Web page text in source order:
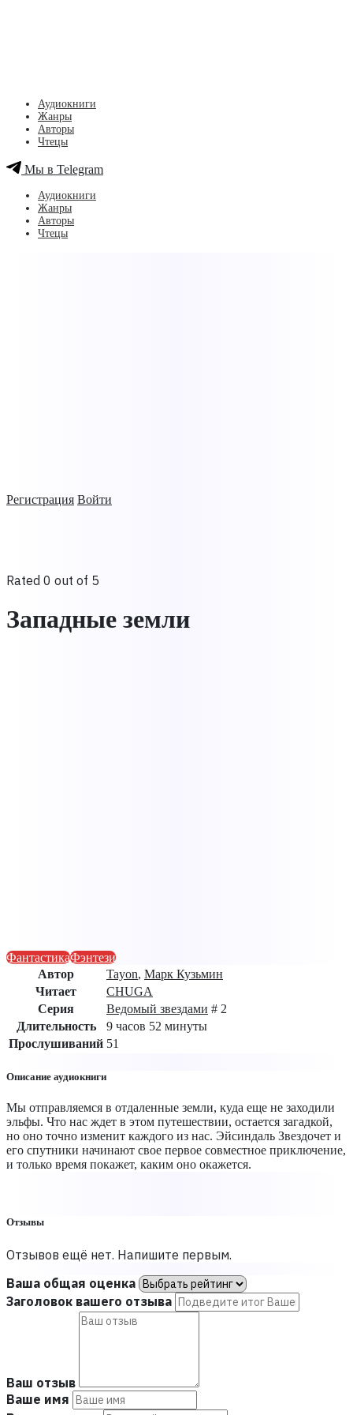
Регистрация Войти
Аудиокниги
Жанры
Авторы
Чтецы
Мы в Telegram
Аудиокниги
Жанры
Авторы
Чтецы
Rated 0 out of 5
Западные земли
ФантастикаФэнтези
Автор
Tayon, Марк Кузьмин
Читает
CHUGA
Серия
Ведомый звездами # 2
Длительность
9 часов 52 минуты
Прослушиваний 51
Описание аудиокниги
Мы отправляемся в отдаленные земли, куда еще не заходили
эльфы. Что нас ждет в этом путешествии, остается загадкой,
но оно точно изменит каждого из нас. Эйсиндаль Звездочет и
его спутники начинают свое первое совместное приключение,
и только время покажет, каким оно окажется.
Отзывы
Отзывов ещё нет. Напишите первым.
Ваша общая оценка
Заголовок вашего отзыва
Ваш отзыв
Ваше имя